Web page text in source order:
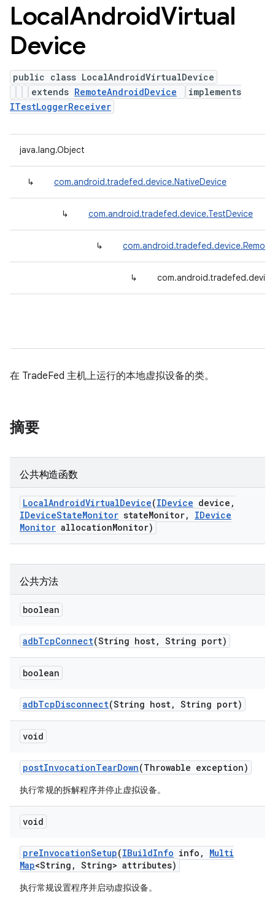
LocalAndroidVirtual
Device
public class LocalAndroidVirtualDevice
extends RemoteAndroidDevice
implements
ITestLoggerReceiver
java.lang.Object
↳ com.android.tradefed.device.NativeDevice
↳ com.android.tradefed.device.TestDevice
↳
↳
在 TradeFed 主机上运行的本地虚拟设备的类。
摘要
公共构造函数
LocalAndroidVirtualDevice(IDevice device ,
IDeviceStateMonitor stateMonitor,
IDevice
Monitor allocationMonitor)
公共方法
boolean
adbTcpConnect(String host, String port)
boolean
adbTcpDisconnect(String host, String port)
void
postInvocationTearDown(Throwable exception)
执行常规的拆解程序并停止虚拟设备。
void
preInvocationSetup(IBuildInfo info ,
Multi
Map<String , String> attributes)
执行常规设置程序并启动虚拟设备。